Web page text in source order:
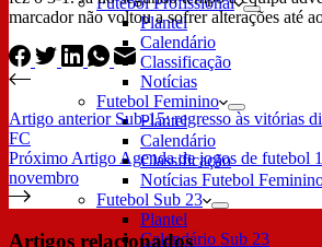
Plantel
Calendário
Classificação
Notícias
Futebol Feminino
Plantel
Calendário
Classificação
Notícias Futebol
Futebol Sub 23
Plantel
Calendário Sub 23
marcador não voltou a sofrer alterações até
Artigo anterior Sub-15: regresso às vitórias
FC
Próximo Artigo Agenda de jogos de futebol
novembro
Artigos relacionados